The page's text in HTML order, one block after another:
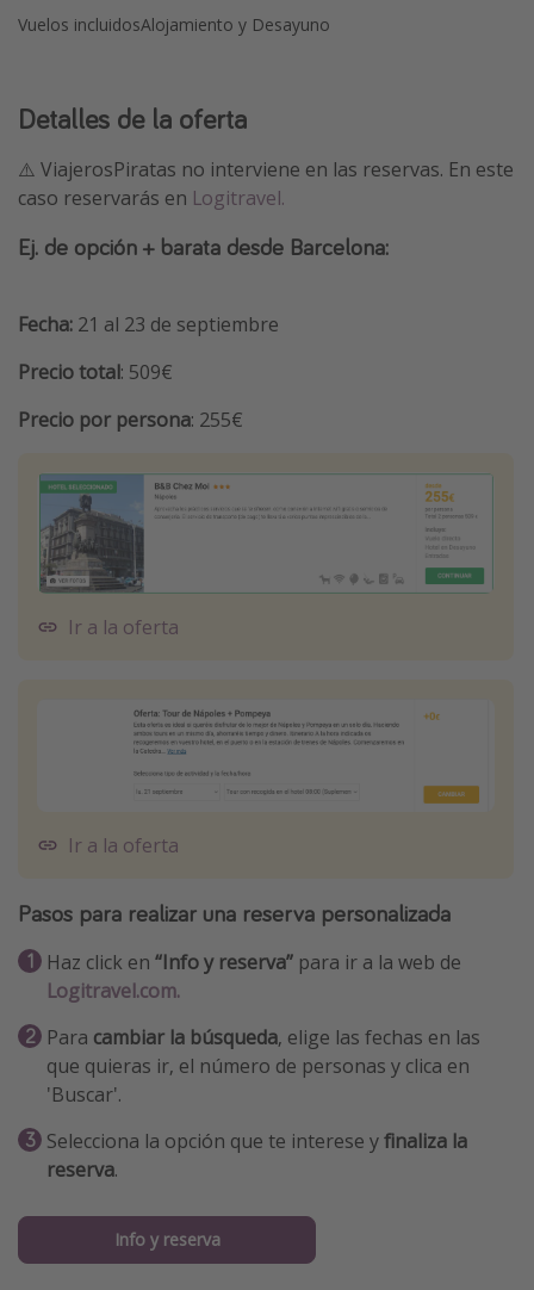
Vuelos incluidosAlojamiento y Desayuno
Detalles de la oferta
⚠️ ViajerosPiratas no interviene en las reservas. En este
caso reservarás en Logitravel.
Ej. de opción + barata desde Barcelona:
Fecha: 21 al 23 de septiembre
Precio total: 509€
Precio por persona: 255€
Ir a la oferta
Ir a la oferta
Pasos para realizar una reserva personalizada
Haz click en “Info y reserva” para ir a la web de
Logitravel.com.
Para cambiar la búsqueda, elige las fechas en las
que quieras ir, el número de personas y clica en
'Buscar'.
Selecciona la opción que te interese yfinaliza la
reserva.
Info y reserva